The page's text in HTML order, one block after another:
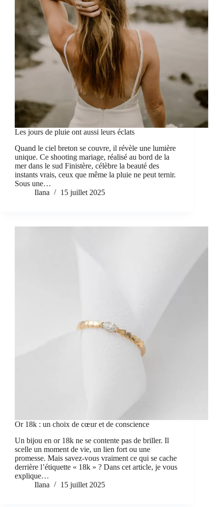
Les jours de pluie ont aussi leurs éclats
Quand le ciel breton se couvre, il révèle une lumière
unique. Ce shooting mariage, réalisé au bord de la
mer dans le sud Finistère, célèbre la beauté des
instants vrais, ceux que même la pluie ne peut ternir.
Sous une…
Ilana
15 juillet 2025
Or 18k : un choix de cœur et de conscience
Un bijou en or 18k ne se contente pas de briller. Il
scelle un moment de vie, un lien fort ou une
promesse. Mais savez-vous vraiment ce qui se cache
derrière l’étiquette « 18k » ? Dans cet article, je vous
explique…
Ilana
15 juillet 2025